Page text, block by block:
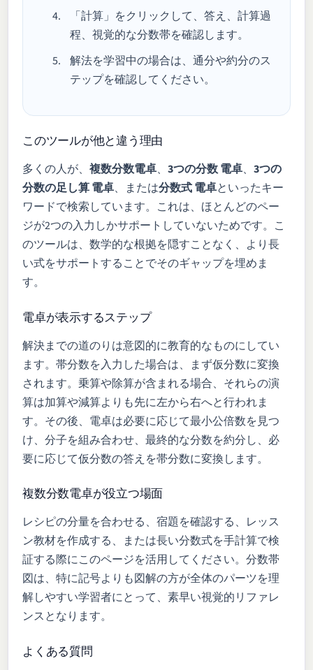
「計算」をクリックして、答え、計算過
程、視覚的な分数帯を確認します。
解法を学習中の場合は、通分や約分のス
テップを確認してください。
このツールが他と違う理由
多くの人が、複数分数電卓、3つの分数 電卓、3つの
分数の足し算 電卓、または分数式 電卓といったキー
ワードで検索しています。これは、ほとんどのペー
ジが2つの入力しかサポートしていないためです。こ
のツールは、数学的な根拠を隠すことなく、より長
い式をサポートすることでそのギャップを埋めま
す。
電卓が表示するステップ
解決までの道のりは意図的に教育的なものにしてい
ます。帯分数を入力した場合は、まず仮分数に変換
されます。乗算や除算が含まれる場合、それらの演
算は加算や減算よりも先に左から右へと行われま
す。その後、電卓は必要に応じて最小公倍数を見つ
け、分子を組み合わせ、最終的な分数を約分し、必
要に応じて仮分数の答えを帯分数に変換します。
複数分数電卓が役立つ場面
レシピの分量を合わせる、宿題を確認する、レッス
ン教材を作成する、または長い分数式を手計算で検
証する際にこのページを活用してください。分数帯
図は、特に記号よりも図解の方が全体のパーツを理
解しやすい学習者にとって、素早い視覚的リファレ
ンスとなります。
よくある質問